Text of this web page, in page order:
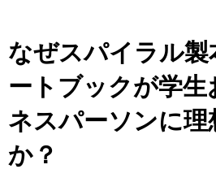
なぜスパイラル製
ートブックが学生
ネスパーソンに理
か？